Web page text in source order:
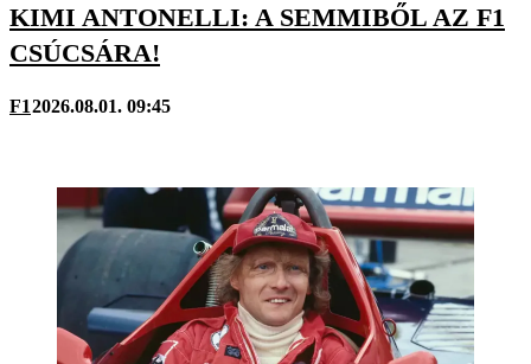
KIMI ANTONELLI: A SEMMIBŐL AZ F1
CSÚCSÁRA!
F12026.08.01. 09:45